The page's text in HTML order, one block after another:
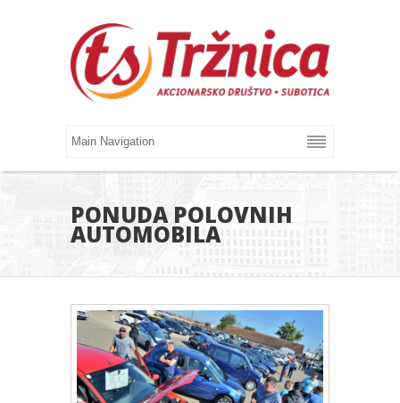
PONUDA POLOVNIH
AUTOMOBILA